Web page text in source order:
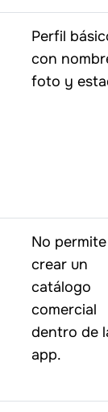
Perfil
con
foto y
No permite
crear un
catálogo
comercial
dentro de
app.